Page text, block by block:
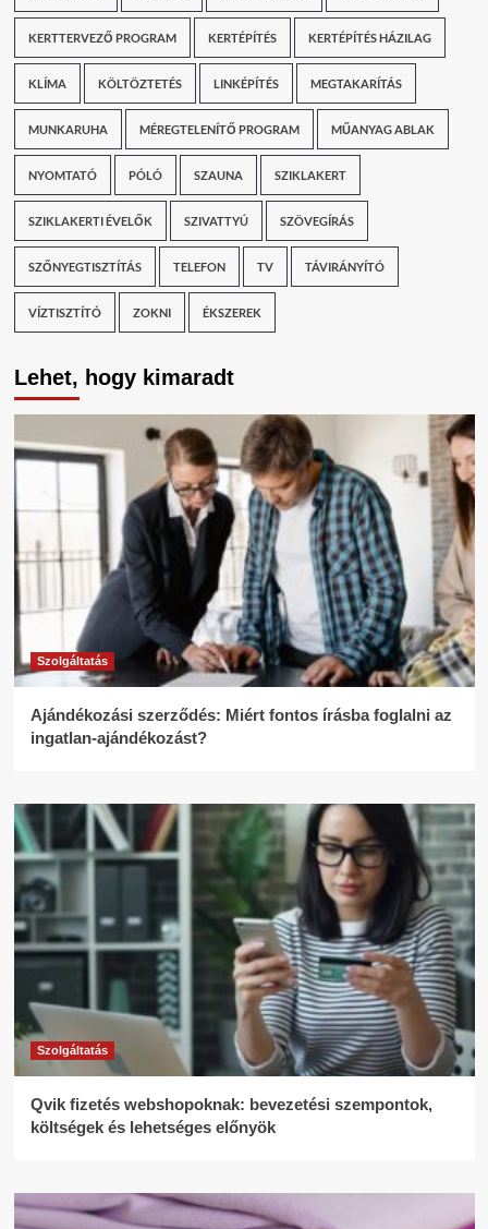
KERTTERVEZŐ PROGRAM KERTÉPÍTÉS KERTÉPÍTÉS HÁZILAG
KLÍMA KÖLTÖZTETÉS LINKÉPÍTÉS MEGTAKARÍTÁS
MUNKARUHA MÉREGTELENÍTŐ PROGRAM MŰANYAG ABLAK
NYOMTATÓ PÓLÓ SZAUNA SZIKLAKERT
SZIKLAKERTI ÉVELŐK SZIVATTYÚ SZÖVEGÍRÁS
SZŐNYEGTISZTÍTÁS TELEFON TV TÁVIRÁNYÍTÓ
VÍZTISZTÍTÓ ZOKNI ÉKSZEREK
Lehet, hogy kimaradt
Szolgáltatás
Ajándékozási szerződés: Miért fontos írásba foglalni az
ingatlan-ajándékozást?
Szolgáltatás
Qvik fizetés webshopoknak: bevezetési szempontok,
költségek és lehetséges előnyök